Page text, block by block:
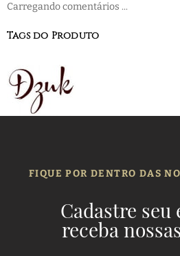
Carregando comentários ...
Tags do Produto
FIQUE POR DENTRO DAS
Cadastre
receba